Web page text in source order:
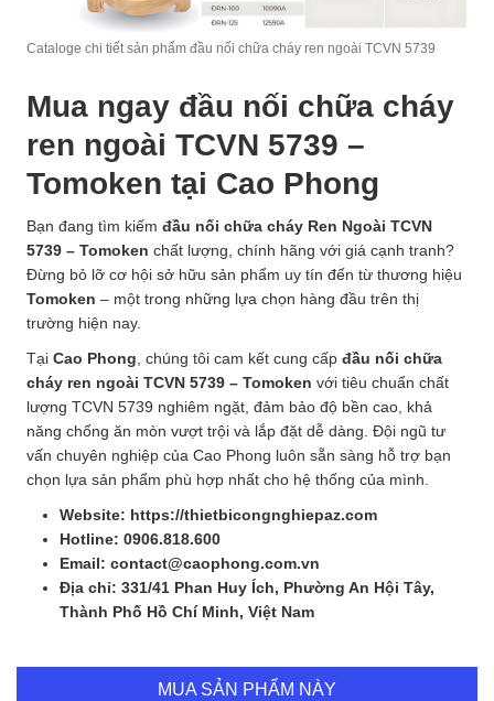
Cataloge chi tiết sản phẩm đầu nối chữa cháy ren ngoài TCVN 5739
Mua ngay đầu nối chữa cháy
ren ngoài TCVN 5739 –
Tomoken tại Cao Phong
Bạn đang tìm kiếm đầu nối chữa cháy Ren Ngoài TCVN
5739 – Tomoken chất lượng, chính hãng với giá cạnh tranh?
Đừng bỏ lỡ cơ hội sở hữu sản phẩm uy tín đến từ thương hiệu
Tomoken – một trong những lựa chọn hàng đầu trên thị
trường hiện nay.
Tại Cao Phong , chúng tôi cam kết cung cấp đầu nối chữa
cháy ren ngoài TCVN 5739 – Tomoken với tiêu chuẩn chất
lượng TCVN 5739 nghiêm ngặt, đảm bảo độ bền cao, khả
năng chống ăn mòn vượt trội và lắp đặt dễ dàng. Đội ngũ tư
vấn chuyên nghiệp của Cao Phong luôn sẵn sàng hỗ trợ bạn
chọn lựa sản phẩm phù hợp nhất cho hệ thống của mình.
Website: https://thietbicongnghiepaz.com
Hotline: 0906.818.600
Email: contact@caophong.com.vn
Địa chỉ: 331/41 Phan Huy Ích, Phường An Hội Tây,
Thành Phố Hồ Chí Minh, Việt Nam
MUA SẢN PHẨM NÀY